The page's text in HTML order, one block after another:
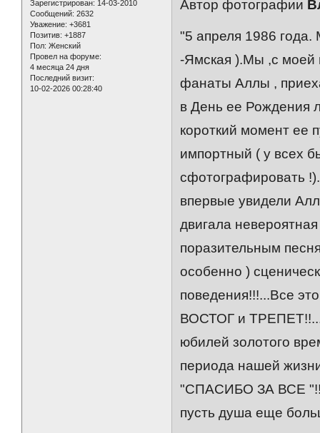
Зарегистрирован: 14-03-2010
Сообщений: 2632
Уважение: +3681
Позитив: +1887
Пол: Женский
Провел на форуме:
4 месяца 24 дня
Последний визит:
10-02-2026 00:28:40
Автор фотографии
"5 апреля 1986 года.
-Ямская ).Мы ,с моей
фанаты Аллы ,
в День ее Рождения
короткий момент ее
импортный ( у всех
сфотографировать
впервые увидели
двигала
поразительным
особенно )
поведения!!!...Все
ВОСТОГ и
юбилей золотого
периода нашей
"СПАСИБО ЗА ВСЕ "!!!
пусть душа еще